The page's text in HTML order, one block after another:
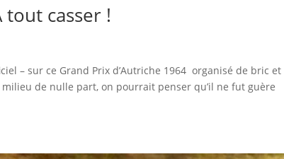
tout casser !
– sur ce Grand Prix d’Autriche 1964 organisé de bric et
de nulle part, on pourrait penser qu’il ne fut guère